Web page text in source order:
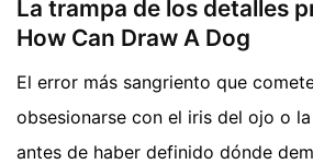
La trampa de los detalles
How Can Draw A Dog
El error más sangriento que
obsesionarse con el iris del ojo o
antes de haber definido dónde